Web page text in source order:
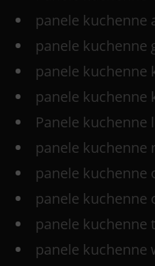
panele kuchenne
panele kuchenne
panele kuchenne
panele kuchenne
Panele kuchenne
panele kuchenne
panele kuchenne
panele kuchenne
panele kuchenne
panele kuchenne